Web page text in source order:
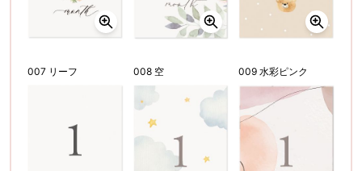
007 リーフ 008 空 009 水彩ピンク